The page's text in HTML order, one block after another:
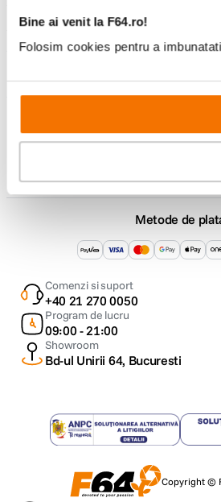
Bine ai venit la F64.ro!
Folosim cookies pentru a
Service si garantii
Urmareste-ne
Metode de
Comenzi si suport
+40 21 270 0050
Program de lucru
09:00 - 21:00
Showroom
Bd-ul Unirii 64, Bucuresti
Copyright ©